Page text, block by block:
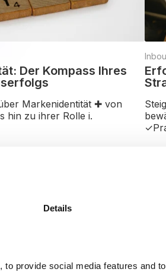
Details
provide social media features and
Der Kompass Ihres
Markenidentität ✚ von
hin zu ihrer Rolle i.